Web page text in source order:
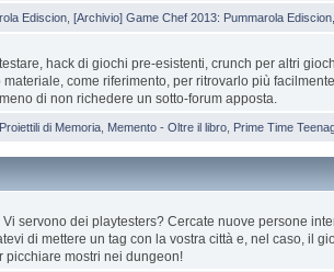
Ediscion ,[Archivio] Game Chef 2013: Pummarola
hack di giochi pre-esistenti, crunch per altri
come riferimento, per ritrovarlo più
di non richedere un sotto-forum apposta.
di Memoria Memento - Oltre il libro Prime Time
servono dei playtesters? Cercate nuove persone
di mettere un tag con la vostra città e, nel caso, il
picchiare mostri nei dungeon!